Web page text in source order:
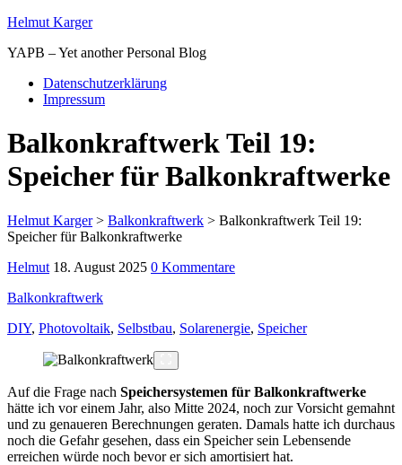
Helmut Karger
YAPB – Yet another Personal Blog
Datenschutzerklärung
Impressum
Balkonkraftwerk Teil 19:
Speicher für Balkonkraftwerke
Helmut Karger> Balkonkraftwerk > Balkonkraftwerk Teil 19:
Speicher für Balkonkraftwerke
Helmut 18. August 2025 0 Kommentare
Balkonkraftwerk
DIY, Photovoltaik, Selbstbau, Solarenergie, Speicher
Auf die Frage nach Speichersystemen für Balkonkraftwerke
hätte ich vor einem Jahr, also Mitte 2024, noch zur Vorsicht gemahnt
und zu genaueren Berechnungen geraten. Damals hatte ich durchaus
noch die Gefahr gesehen, dass ein Speicher sein Lebensende
erreichen würde noch bevor er sich amortisiert hat.